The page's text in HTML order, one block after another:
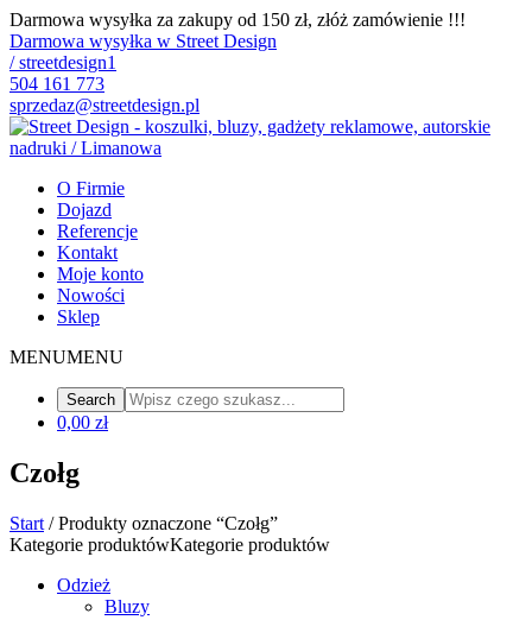
Darmowa wysyłka za zakupy od 150 zł, złóż zamówienie !!!
Darmowa wysyłka w Street Design
/ streetdesign1
504 161 773
sprzedaz@streetdesign.pl
O Firmie
Dojazd
Referencje
Kontakt
Moje konto
Nowości
Sklep
MENUMENU
0,00 zł
Czołg
Start / Produkty oznaczone “Czołg”
Kategorie produktówKategorie produktów
Odzież
Bluzy